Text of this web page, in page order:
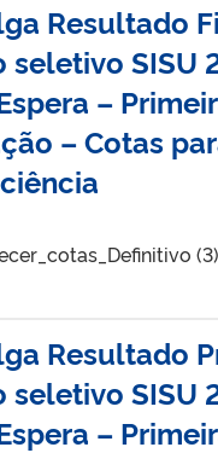
Resultado
seletivo SISU
–
– Cotas
(3)
Resultado
seletivo SISU
–